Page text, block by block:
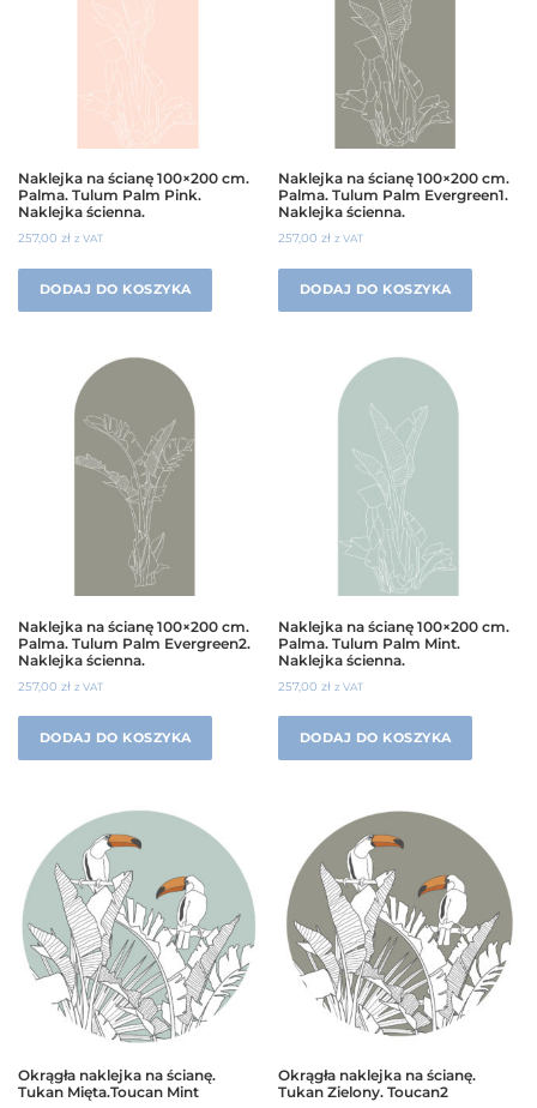
Naklejka na ścianę 100×200 cm.
Palma. Tulum Palm Pink.
Naklejka ścienna.
257,00 zł z VAT
DODAJ DO KOSZYKA
Naklejka na ścianę 100×200 cm.
Palma. Tulum Palm Evergreen1.
Naklejka ścienna.
257,00zł z VAT
DODAJ DO KOSZYKA
Naklejka na ścianę 100×200 cm.
Palma. Tulum Palm Evergreen2.
Naklejka ścienna.
257,00 zł z VAT
DODAJ DO KOSZYKA
Naklejka na ścianę 100×200 cm.
Palma. Tulum Palm Mint.
Naklejka ścienna.
257,00zł z VAT
DODAJ DO KOSZYKA
Okrągła naklejka na ścianę.
Tukan Mięta.Toucan Mint
Okrągła naklejka na ścianę.
Tukan Zielony. Toucan2